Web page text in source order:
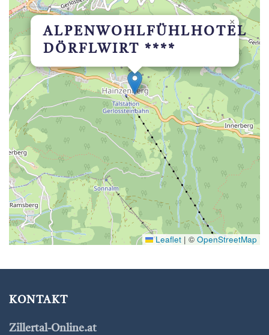
ALPENWOHLFÜHLHOTEL
DÖRFLWIRT ****
×
Leaflet | © OpenStreetMap
KONTAKT
Zillertal-Online.at